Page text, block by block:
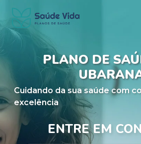
PLANO DE
Cuidando da sua saúde com
excelência
ENTRE EM